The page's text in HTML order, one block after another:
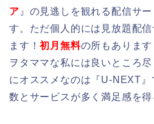
ア 』の見逃しを観れる配信サ
す。ただ個人的には見放題配
ます！初月無料の所もありま
ヲタママな私には良いところ
にオススメなのは『U-NEXT
数とサービスが多く満足感を得